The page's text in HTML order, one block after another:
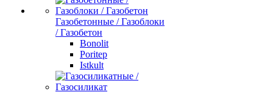
Газобетонные / Газоблоки
/ Газобетон
Bonolit
Poritep
Istkult